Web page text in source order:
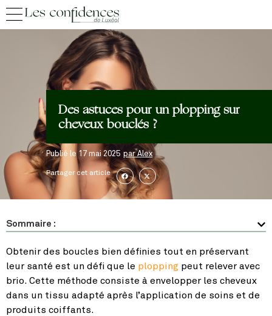
Des astuces pour un plopping sur
cheveux bouclés ?
Publié le 17 mai 2025 parAlex
Partager cet article
Sommaire :
Obtenir des boucles bien définies tout en préservant
leur santé est un défi que le plopping peut relever avec
brio. Cette méthode consiste à envelopper les cheveux
dans un tissu adapté après l’application de soins et de
produits coiffants.